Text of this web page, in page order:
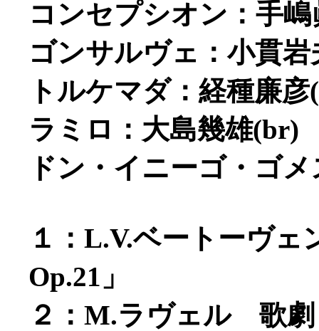
コンセプシオン：手嶋
ゴンサルヴェ：小貫岩
トルケマダ：経種廉彦
ラミロ：大島幾雄(br)
ドン・イニーゴ・ゴ
１：L.V.ベートーヴェ
Op.21」
２：M.ラヴェル 歌劇